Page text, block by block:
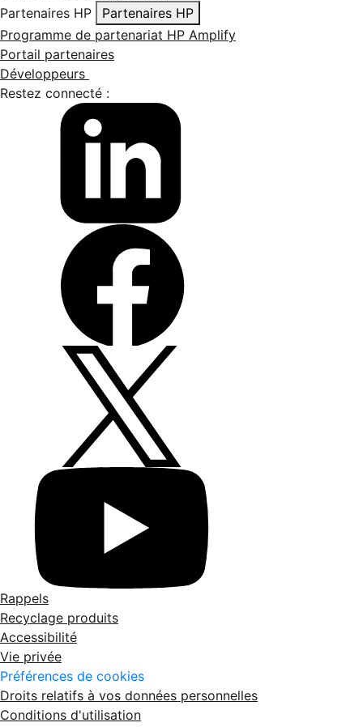
Partenaires HP
Partenaires HP
Programme de partenariat HP Amplify
Portail partenaires
Développeurs
Restez connecté :
Rappels
Recyclage produits
Accessibilité
Vie privée
Préférences de cookies
Droits relatifs à vos données personnelles
Conditions d'utilisation